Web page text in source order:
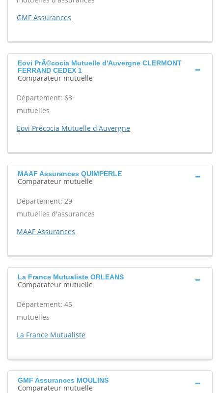
GMF Assurances
Eovi PrÃ©cocia Mutuelle d'Auvergne CLERMONT
FERRAND CEDEX 1
Comparateur mutuelle
Département: 63
mutuelles
Eovi Précocia Mutuelle d'Auvergne
MAAF Assurances QUIMPERLE
Comparateur mutuelle
Département: 29
mutuelles d'assurances
MAAF Assurances
La France Mutualiste ORLEANS
Comparateur mutuelle
Département: 45
mutuelles
La France Mutualiste
GMF Assurances MOULINS
Comparateur mutuelle